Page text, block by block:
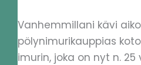
Vanhemmillani kävi
pölynimurikauppias
imurin, joka on nyt n.